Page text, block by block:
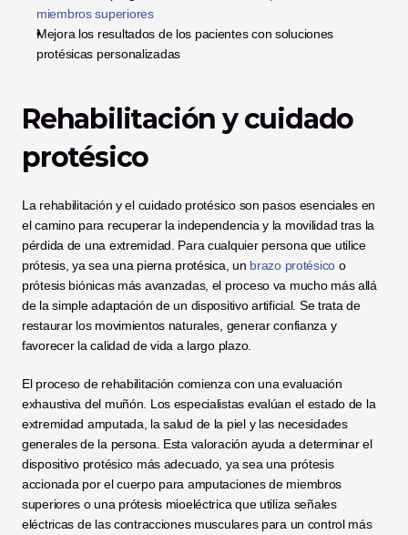
miembros superiores
Mejora los resultados de los pacientes con soluciones
protésicas personalizadas
Rehabilitación y cuidado
protésico
La rehabilitación y el cuidado protésico son pasos esenciales en
el camino para recuperar la independencia y la movilidad tras la
pérdida de una extremidad. Para cualquier persona que utilice
prótesis, ya sea una pierna protésica, un brazo protésico o
prótesis biónicas más avanzadas, el proceso va mucho más allá
de la simple adaptación de un dispositivo artificial. Se trata de
restaurar los movimientos naturales, generar confianza y
favorecer la calidad de vida a largo plazo.
El proceso de rehabilitación comienza con una evaluación
exhaustiva del muñón. Los especialistas evalúan el estado de la
extremidad amputada, la salud de la piel y las necesidades
generales de la persona. Esta valoración ayuda a determinar el
dispositivo protésico más adecuado, ya sea una prótesis
accionada por el cuerpo para amputaciones de miembros
superiores o una prótesis mioeléctrica que utiliza señales
eléctricas de las contracciones musculares para un control más